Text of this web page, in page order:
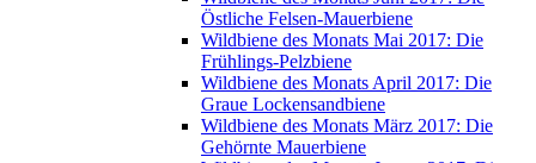
Östliche Felsen-Mauerbiene
Wildbiene des Monats Mai 2017: Die
Frühlings-Pelzbiene
Wildbiene des Monats April 2017: Die
Graue Lockensandbiene
Wildbiene des Monats März 2017: Die
Gehörnte Mauerbiene